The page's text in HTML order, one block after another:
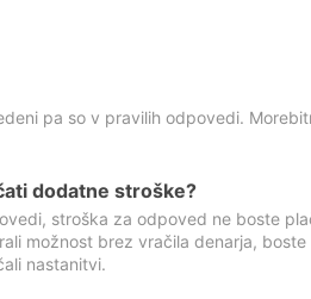
pa so v pravilih odpovedi.
dodatne stroške?
stroška za odpoved ne boste
možnost brez vračila denarja,
nastanitvi.